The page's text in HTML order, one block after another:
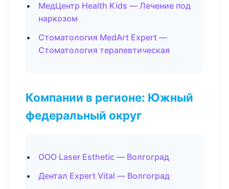
МедЦентр Health Kids — Лечение под
наркозом
Стоматология MedArt Expert —
Стоматология терапевтическая
Компании в регионе: Южный
федеральный округ
ООО Laser Esthetic — Волгоград
Дентал Expert Vital — Волгоград